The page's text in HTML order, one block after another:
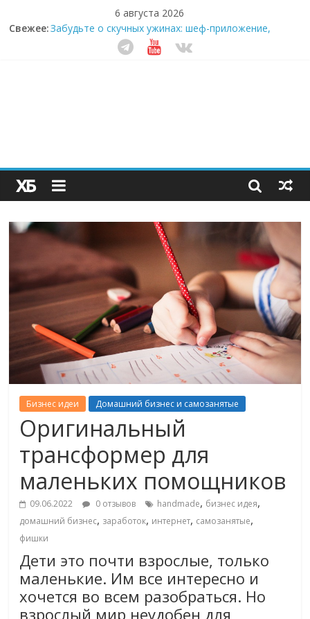
6 августа 2026
Свежее:Забудьте о скучных ужинах: шеф-приложение,
которое видит вашу еду насквозь
Небо зовёт: как бизнес на полётах дронов и
Секрет супергидратации: почему кокосовая вода с
пребиотиками становится главным трендом
здорового питания
Бизнес идеи Домашний бизнес и самозанятые
Оригинальный
трансформер для
маленьких помощников
09.06.2022 0 отзывов handmade, бизнес идея,
домашний бизнес, заработок, интернет, самозанятые,
фишки
Дети это почти взрослые, только
маленькие. Им все интересно и
хочется во всем разобраться. Но
взрослый мир неудобен для